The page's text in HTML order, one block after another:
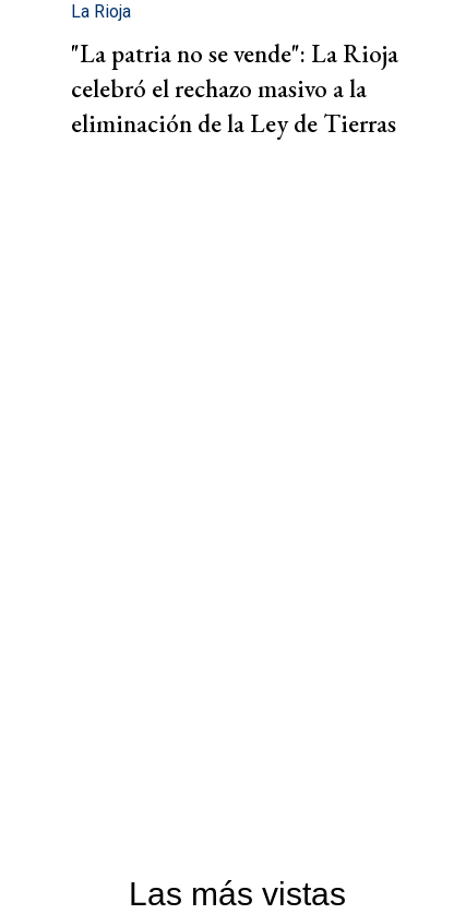
La Rioja
"La patria no se vende": La Rioja
celebró el rechazo masivo a la
eliminación de la Ley de Tierras
Las más vistas